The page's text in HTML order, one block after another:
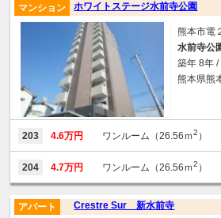
ホワイトステージ水前寺公園
マンション
熊本市電
水前寺公
築年 8年
熊本県熊
203 4.6万円 ワンルーム（26.56ｍ2 ）
204 4.7万円 ワンルーム（26.56ｍ2 ）
Crestre Sur 新水前寺
アパート